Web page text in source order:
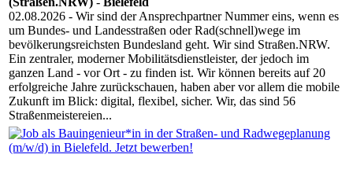
02.08.2026 - Wir sind der Ansprechpartner Nummer eins, wenn es
um Bundes- und Landesstraßen oder Rad(schnell)wege im
bevölkerungsreichsten Bundesland geht. Wir sind Straßen.NRW.
Ein zentraler, moderner Mobilitätsdienstleister, der jedoch im
ganzen Land - vor Ort - zu finden ist. Wir können bereits auf 20
erfolgreiche Jahre zurückschauen, haben aber vor allem die mobile
Zukunft im Blick: digital, flexibel, sicher. Wir, das sind 56
Straßenmeistereien...